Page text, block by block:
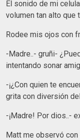
El sonido de mi
volumen tan alto que
Rodee mis ojos con
-Madre..- gruñi-
intentando sonar
-¡¿Con quien te
grita con diversión
-¡Madre! Por dios..-
Matt me observó